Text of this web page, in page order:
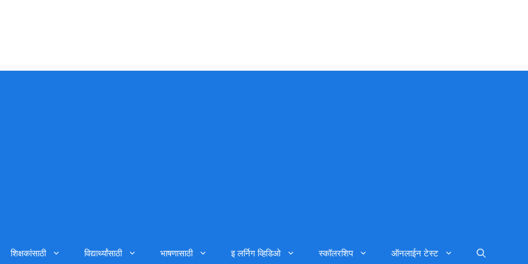
शिक्षकांसाठी विद्यार्थ्यांसाठी भाषणासाठी इ लर्निग व्हिडिओ स्कॉलरशिप ऑनलाईन टेस्ट